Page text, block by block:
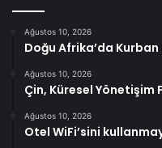
Ağustos 10, 2026
Doğu Afrika’da Kurban
Ağustos 10, 2026
Çin, Küresel Yönetişim
Ağustos 10, 2026
Otel WiFi’sini